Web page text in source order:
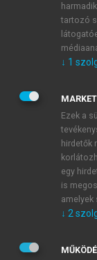
JELSZÓ
JELSZÓ ÚJRA
Kérek
Kérek
tartozó
↓ 1
Ezek a
hirdetők
egy
is
amelyek
↓ 2